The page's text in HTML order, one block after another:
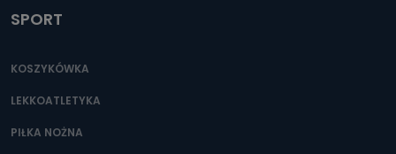
SPORT
KOSZYKÓWKA
LEKKOATLETYKA
PIŁKA NOŻNA